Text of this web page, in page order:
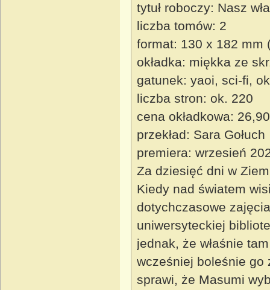
tytuł roboczy: Nasz
liczba tomów: 2
format: 130 x 182 mm
okładka: miękka ze
gatunek: yaoi, sci-fi,
liczba stron: ok. 220
cena okładkowa: 26,90
przekład: Sara Gołuch
premiera: wrzesień
Za dziesięć dni w
Kiedy nad światem
dotychczasowe
uniwersyteckiej
jednak, że właśnie
wcześniej boleśnie go
sprawi, że Masumi